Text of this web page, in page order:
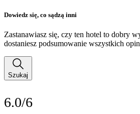
Dowiedz się, co sądzą inni
Zastanawiasz się, czy ten hotel to dobry
dostaniesz podsumowanie wszystkich
Szukaj
6.0/6